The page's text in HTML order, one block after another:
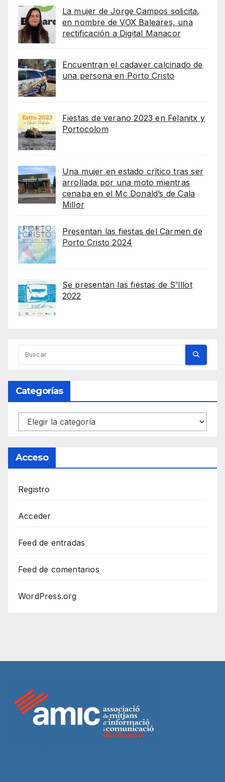
La mujer de Jorge Campos solicita,
en nombre de VOX Baleares, una
rectificación a Digital Manacor
Encuentran el cadaver calcinado de
una persona en Porto Cristo
Fiestas de verano 2023 en Felanitx y
Portocolom
Una mujer en estado crítico tras ser
arrollada por una moto mientras
cenaba en el Mc Donald’s de Cala
Millor
Presentan las fiestas del Carmen de
Porto Cristo 2024
Se presentan las fiestas de S’Illot
2022
Categorías
Categorías
Acceso
Registro
Acceder
Feed de entradas
Feed de comentarios
WordPress.org